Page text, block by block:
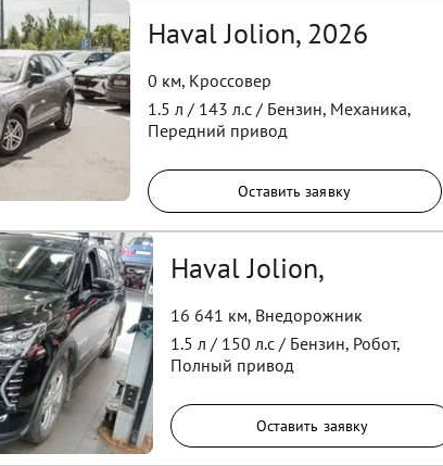
Haval Jolion, 2026
0 км, Кроссовер
1.5 л / 143 л.с / Бензин, Механика,
Передний привод
Оставить заявку
Haval Jolion,
16 641 км, Внедорожник
1.5 л / 150 л.с / Бензин, Робот,
Полный привод
Оставить заявку